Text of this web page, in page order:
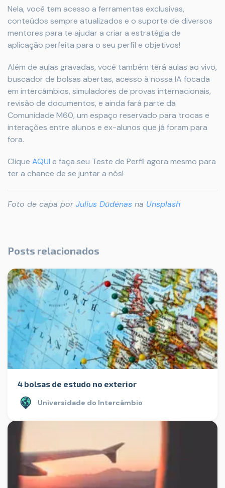
Nela, você tem acesso a ferramentas exclusivas,
conteúdos sempre atualizados e o suporte de diversos
mentores para te ajudar a criar a estratégia de
aplicação perfeita para o seu perfil e objetivos!
Além de aulas gravadas, você também terá aulas ao vivo,
buscador de bolsas abertas, acesso à nossa IA focada
em intercâmbios, simuladores de provas internacionais,
revisão de documentos, e ainda fará parte da
Comunidade M60, um espaço reservado para trocas e
interações entre alunos e ex-alunos que já foram para
fora.
Clique AQUI e faça seu Teste de Perfil agora mesmo para
ter a chance de se juntar a nós!
Foto de capa por Julius Dūdėnas na Unsplash
Posts relacionados
4 bolsas de estudo no exterior
Universidade do Intercâmbio